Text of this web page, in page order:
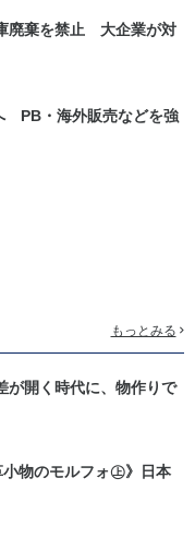
廃棄を禁止 大企業が対
PB・海外販売などを強
もっとみる
が開く時代に、物作りで
小物のモルフォ㊤》日本